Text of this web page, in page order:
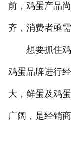
前，鸡蛋产品
齐，消费者亟
想要抓住鸡
鸡蛋品牌进行
大，鲜蛋及鸡
广阔，是经销